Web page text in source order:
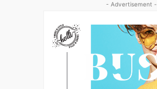
- Advertisement -